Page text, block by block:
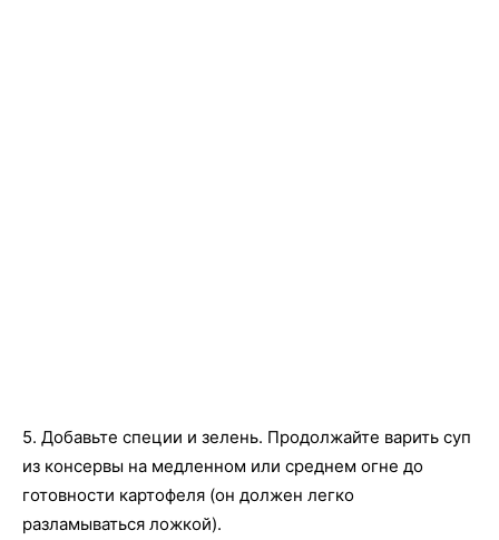
5. Добавьте специи и зелень. Продолжайте варить суп
из консервы на медленном или среднем огне до
готовности картофеля (он должен легко
разламываться ложкой).